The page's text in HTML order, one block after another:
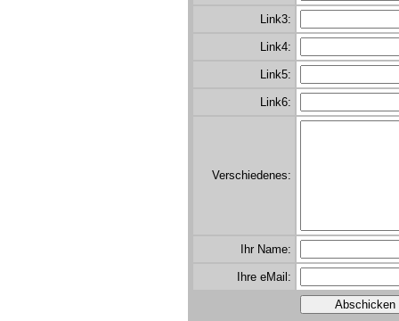
Link3:
Link4:
Link5:
Link6:
Verschiedenes:
Ihr Name:
Ihre eMail: